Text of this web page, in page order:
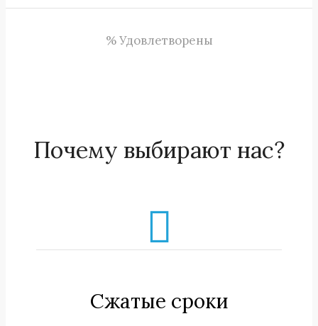
% Удовлетворены
Почему выбирают нас?
Cжатые сроки